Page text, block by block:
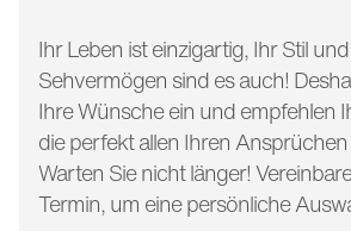
Ihr Leben ist einzigartig, Ihr Stil
Sehvermögen sind es auch!
Ihre Wünsche ein und empfehlen
die perfekt allen Ihren
Warten Sie nicht länger!
Termin, um eine persönliche